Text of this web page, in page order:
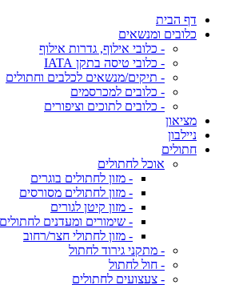
דף הבית
כלובים ומנשאים
- כלובי אילוף, גדרות אילוף
- כלובי טיסה בתקן IATA
- תיקים/מנשאים לכלבים וחתולים
- כלובים למכרסמים
- כלובים לתוכים וציפורים
מציאון
ניילבון
חתולים
אוכל לחתולים
- מזון לחתולים בוגרים
- מזון לחתולים מסורסים
- מזון קיטן לגורים
- שימורים ומעדנים לחתולים
- מזון לחתולי חצר/רחוב
- מתקני גירוד לחתול
- חול לחתול
- צעצועים לחתולים